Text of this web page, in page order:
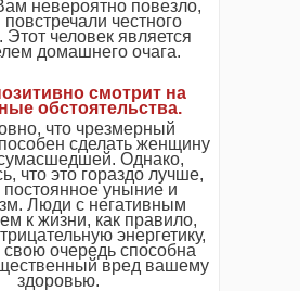
невероятно повезло,
честного
Этот человек является
домашнего очага.
смотрит на
обстоятельства.
что чрезмерный
сделать женщину
сумасшедшей. Однако,
что это гораздо лучше,
уныние и
Люди с негативным
к жизни, как правило,
энергетику,
свою очередь способна
вред вашему
здоровью.